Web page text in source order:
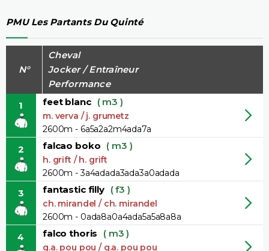
PMU Les Partants Du Quinté
N°
Cheval
Jocker / Entraîneur
Performance
1
feet blanc ( m3 )
m. verva / j. grumetz
2600m - 6a5a2a2m4ada7a
2 falcao boko ( m3 )
h. grift / h. grift
2600m - 3a4adada3ada3a0adada
3 fantastic filly ( f3 )
ch. mirandel / ch. mirandel
2600m - 0ada8a0a4ada5a5a8a8a
4 falco thoris ( m3 )
g.a. pou pou / g.a. pou pou